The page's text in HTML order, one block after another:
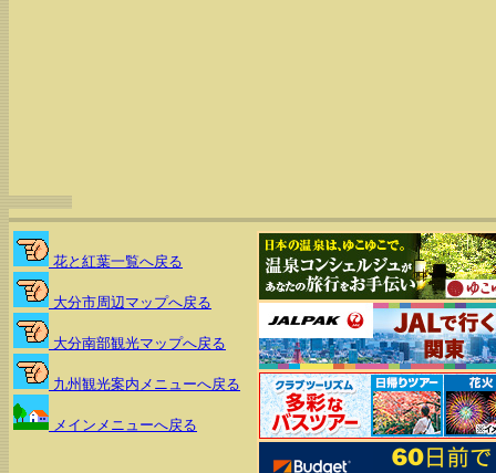
花と紅葉一覧へ戻る
大分市周辺マップへ戻る
大分南部観光マップへ戻る
九州観光案内メニューへ戻る
メインメニューへ戻る